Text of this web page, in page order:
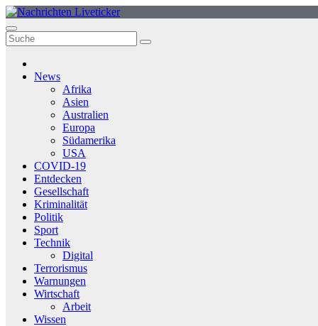
Zum
Inhalt
springen
News
Afrika
Asien
Australien
Europa
Südamerika
USA
COVID-19
Entdecken
Gesellschaft
Kriminalität
Politik
Sport
Technik
Digital
Terrorismus
Warnungen
Wirtschaft
Arbeit
Wissen